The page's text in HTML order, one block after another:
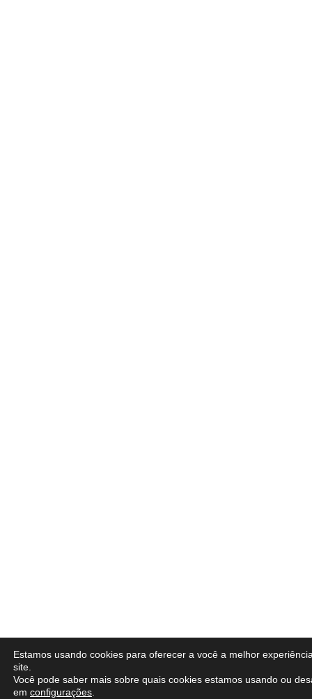
Estamos usando cookies para oferecer a você a melhor
site.
Você pode saber mais sobre quais cookies estamos usando ou
em configurações